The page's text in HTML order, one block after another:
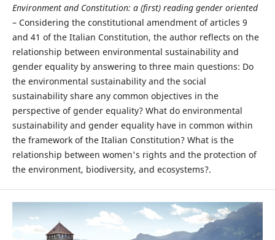
Environment and Constitution: a (first) reading gender oriented
– Considering the constitutional amendment of articles 9
and 41 of the Italian Constitution, the author reflects on the
relationship between environmental sustainability and
gender equality by answering to three main questions: Do
the environmental sustainability and the social
sustainability share any common objectives in the
perspective of gender equality? What do environmental
sustainability and gender equality have in common within
the framework of the Italian Constitution? What is the
relationship between women's rights and the protection of
the environment, biodiversity, and ecosystems?.